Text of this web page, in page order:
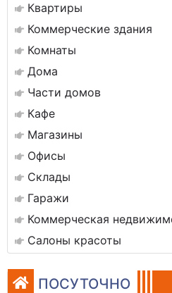
Квартиры
Коммерческие здания
Комнаты
Дома
Части домов
Кафе
Магазины
Офисы
Склады
Гаражи
Коммерческая
Салоны красоты
ПОСУТОЧНО